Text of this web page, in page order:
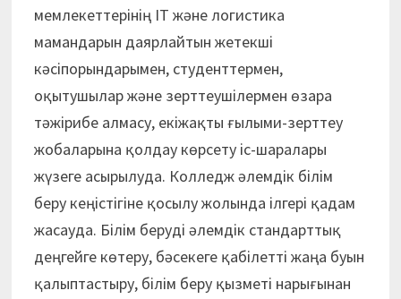
мемлекеттерінің IT және логистика
мамандарын даярлайтын жетекші
кәсіпорындарымен, студенттермен,
оқытушылар және зерттеушілермен өзара
тәжірибе алмасу, екіжақты ғылыми-зерттеу
жобаларына қолдау көрсету іс-шаралары
жүзеге асырылуда. Колледж әлемдік білім
беру кеңістігіне қосылу жолында ілгері қадам
жасауда. Білім беруді әлемдік стандарттық
деңгейге көтеру, бәсекеге қабілетті жаңа буын
қалыптастыру, білім беру қызметі нарығынан